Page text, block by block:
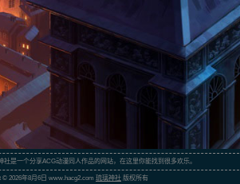
社是一个分享ACG动漫同人作品的网站，在这里你能找到很多欢乐。
© 2026年8月6日 www.hacg2.com 琉璃神社 版权所有